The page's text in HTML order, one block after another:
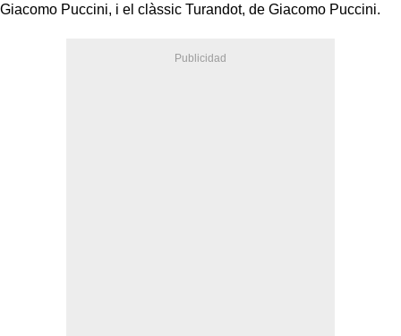
Giacomo Puccini, i el clàssic Turandot, de Giacomo Puccini.